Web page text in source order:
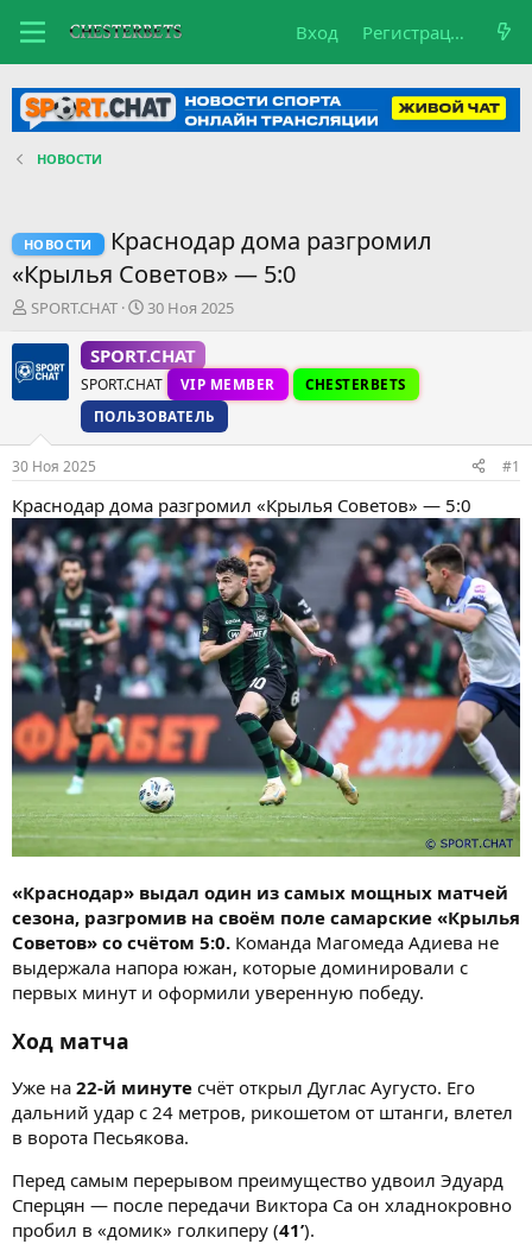
Вход Регистрация
НОВОСТИ
НОВОСТИ
Краснодар дома разгромил
«Крылья Советов» — 5:0
А
т
о
е
м
ы
SPORT.CHAT
Д
т
а
н
а
ч
л
а
30 Ноя 2025
SPORT.CHAT
SPORT.CHAT VIP MEMBER
CHESTERBETS
ПОЛЬЗОВАТЕЛЬ
30 Ноя 2025 #1
Краснодар дома разгромил «Крылья Советов» — 5:0
«Краснодар» выдал один из самых мощных матчей
сезона, разгромив на своём поле самарские «Крылья
Советов» со счётом 5:0. Команда Магомеда Адиева не
выдержала напора южан, которые доминировали с
первых минут и оформили уверенную победу.
Ход матча
Уже на 22-й минуте счёт открыл Дуглас Аугусто. Его
дальний удар с 24 метров, рикошетом от штанги, влетел
в ворота Песьякова.
Перед самым перерывом преимущество удвоил Эдуард
Сперцян — после передачи Виктора Са он хладнокровно
пробил в «домик» голкиперу (41’).